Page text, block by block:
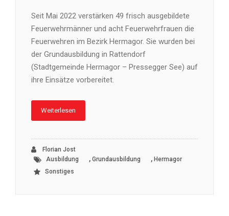
Seit Mai 2022 verstärken 49 frisch ausgebildete
Feuerwehrmänner und acht Feuerwehrfrauen die
Feuerwehren im Bezirk Hermagor. Sie wurden bei
der Grundausbildung in Rattendorf
(Stadtgemeinde Hermagor – Pressegger See) auf
ihre Einsätze vorbereitet.
Weiterlesen
Florian Jost
Ausbildung
, Grundausbildung , Hermagor
Sonstiges